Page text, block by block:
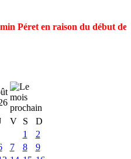
Péret en raison du début
V S
D
1
2
7 8
9